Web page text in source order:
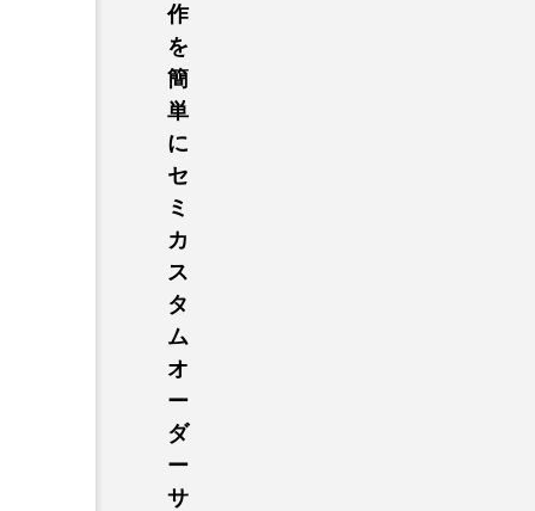
作
を
簡
単
に
セ
ミ
カ
ス
タ
ム
オ
ー
ダ
ー
サ